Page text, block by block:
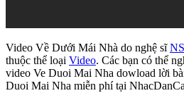
Video Về Dưới Mái Nhà do nghệ sĩ
thuộc thể loại Video. Các bạn có thể
video Ve Duoi Mai Nha dowload lời
Duoi Mai Nha miễn phí tại